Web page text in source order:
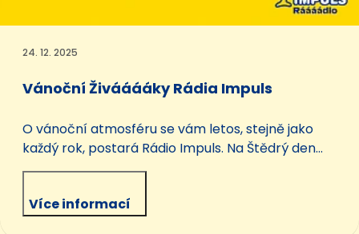
24. 12. 2025
Vánoční Živááááky Rádia Impuls
O vánoční atmosféru se vám letos, stejně jako
každý rok, postará Rádio Impuls. Na Štědrý den
vás naladíme už od čtyř odpoledne skvěle
následují živé speciály z archivu našich nejlepších
Více informací